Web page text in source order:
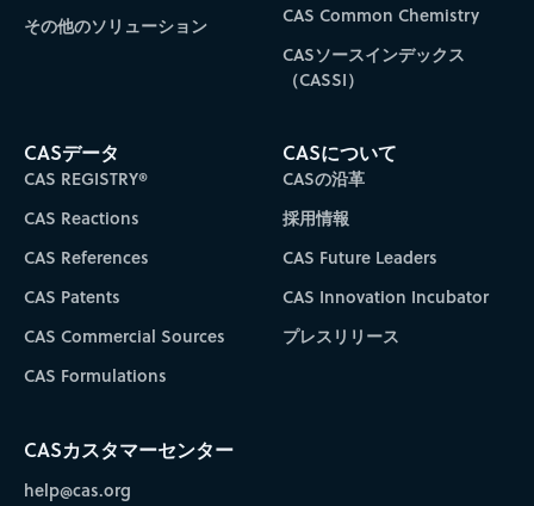
その他のソリューション
CAS Common Chemistry
CASソースインデックス
（CASSI）
CASデータ
CAS REGISTRY®
CAS Reactions
CAS References
CAS Patents
CAS Commercial Sources
CAS Formulations
CASについて
CASの沿革
採用情報
CAS Future Leaders
CAS Innovation Incubator
プレスリリース
CASカスタマーセンター
help@cas.org